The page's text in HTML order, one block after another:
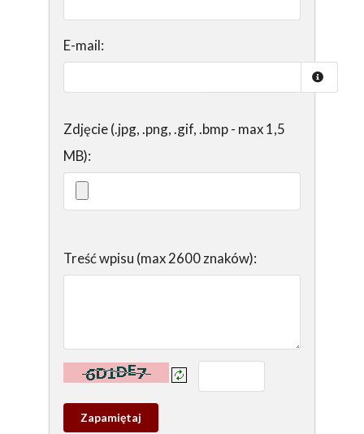
E-mail:
Zdjęcie (.jpg, .png, .gif, .bmp - max 1,5
MB):
Treść wpisu (max 2600 znaków):
Kontrola - wprowadź tekst z obrazka:
Zapamietaj